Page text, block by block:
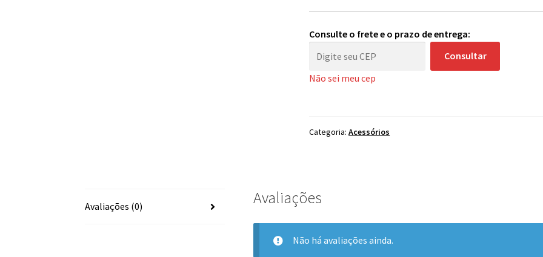
-
Ink
Drawing
Consulte o frete e o prazo de entrega:
Consultar
Não sei meu cep
Categoria:Acessórios
Avaliações (0) Avaliações
Não há avaliações ainda.